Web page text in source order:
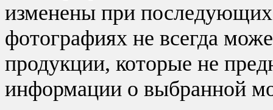
изменены при последующих
фотографиях не всегда
продукции, которые не
информации о выбранной